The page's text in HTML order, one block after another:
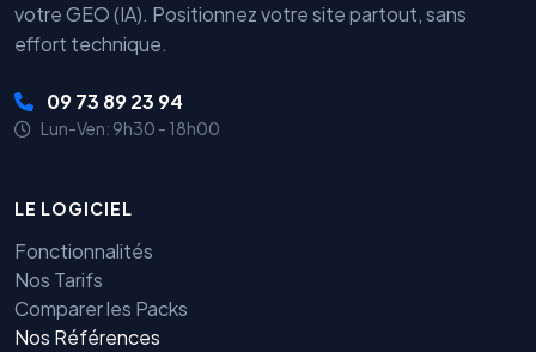
votre GEO (IA). Positionnez votre site partout, sans
effort technique.
09 73 89 23 94
Lun-Ven: 9h30 - 18h00
LE LOGICIEL
Fonctionnalités
Nos Tarifs
Comparer les Packs
Nos Références